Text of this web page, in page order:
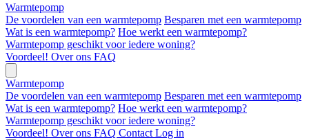
Warmtepomp
De voordelen van een warmtepomp Besparen met een warmtepomp
Wat is een warmtepomp? Hoe werkt een warmtepomp?
Warmtepomp geschikt voor iedere woning?
Voordeel! Over ons FAQ
Warmtepomp
De voordelen van een warmtepomp Besparen met een warmtepomp
Wat is een warmtepomp? Hoe werkt een warmtepomp?
Warmtepomp geschikt voor iedere woning?
Voordeel! Over ons FAQ Contact Log in